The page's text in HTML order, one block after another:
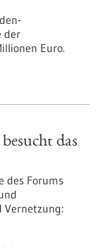
der
Euro.
das
des Forums